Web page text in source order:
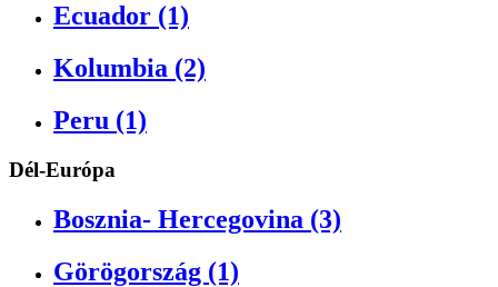
Ecuador (1)
Kolumbia (2)
Peru (1)
Dél-Európa
Bosznia- Hercegovina (3)
Görögország (1)